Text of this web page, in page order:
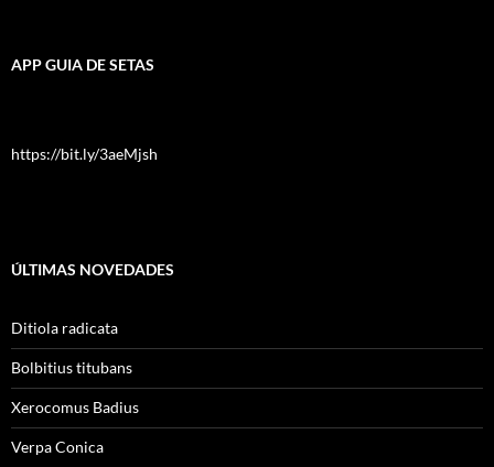
APP GUIA DE SETAS
https://bit.ly/3aeMjsh
ÚLTIMAS NOVEDADES
Ditiola radicata
Bolbitius titubans
Xerocomus Badius
Verpa Conica